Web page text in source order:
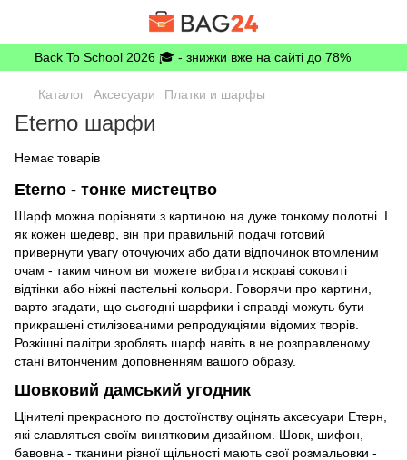
Back To School 2026 🎓 - знижки вже на сайті до 78%
Каталог Аксесуари Платки и шарфы
Eterno шарфи
Немає товарів
Eterno - тонке мистецтво
Шарф можна порівняти з картиною на дуже тонкому полотні. І
як кожен шедевр, він при правильній подачі готовий
привернути увагу оточуючих або дати відпочинок втомленим
очам - таким чином ви можете вибрати яскраві соковиті
відтінки або ніжні пастельні кольори. Говорячи про картини,
варто згадати, що сьогодні шарфики і справді можуть бути
прикрашені стилізованими репродукціями відомих творів.
Розкішні палітри зроблять шарф навіть в не розправленому
стані витонченим доповненням вашого образу.
Шовковий дамський угодник
Цінителі прекрасного по достоїнству оцінять аксесуари Етерн,
які славляться своїм винятковим дизайном. Шовк, шифон,
бавовна - тканини різної щільності мають свої розмальовки -